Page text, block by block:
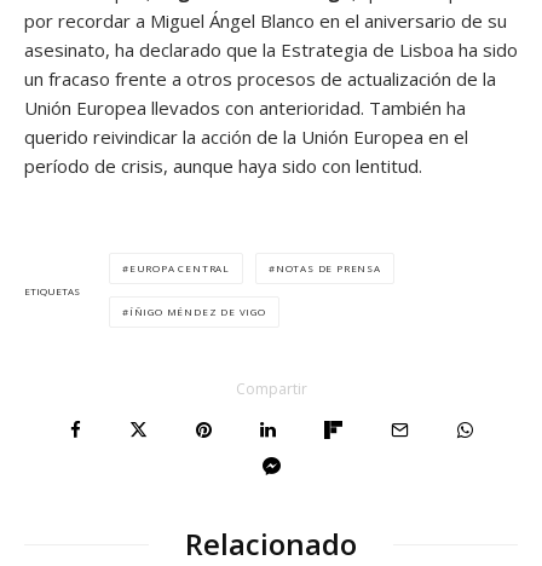
por recordar a Miguel Ángel Blanco en el aniversario de su
asesinato, ha declarado que la Estrategia de Lisboa ha sido
un fracaso frente a otros procesos de actualización de la
Unión Europea llevados con anterioridad. También ha
querido reivindicar la acción de la Unión Europea en el
período de crisis, aunque haya sido con lentitud.
ETIQUETAS
EUROPA CENTRAL NOTAS DE PRENSA
ÍÑIGO MÉNDEZ DE VIGO
Compartir
Relacionado